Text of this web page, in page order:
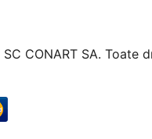
CONART SA. Toate